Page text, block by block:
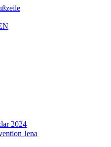
2024
Jena